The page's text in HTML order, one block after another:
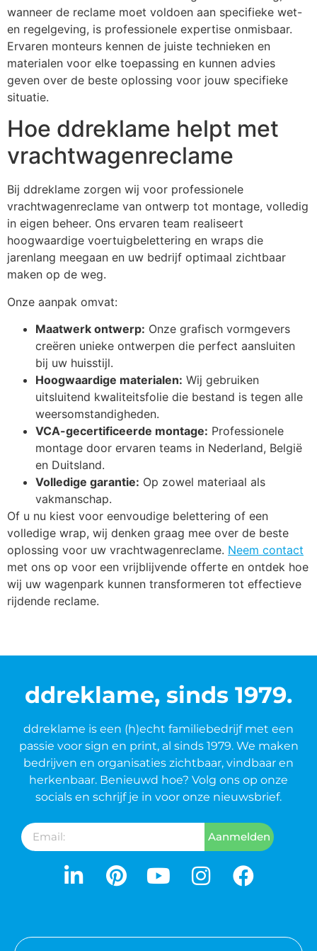
wanneer de reclame moet voldoen aan specifieke wet-
en regelgeving, is professionele expertise onmisbaar.
Ervaren monteurs kennen de juiste technieken en
materialen voor elke toepassing en kunnen advies
geven over de beste oplossing voor jouw specifieke
situatie.
Hoe ddreklame helpt met
vrachtwagenreclame
Bij ddreklame zorgen wij voor professionele
vrachtwagenreclame van ontwerp tot montage, volledig
in eigen beheer. Ons ervaren team realiseert
hoogwaardige voertuigbelettering en wraps die
jarenlang meegaan en uw bedrijf optimaal zichtbaar
maken op de weg.
Onze aanpak omvat:
Maatwerk ontwerp: Onze grafisch vormgevers
creëren unieke ontwerpen die perfect aansluiten
bij uw huisstijl.
Hoogwaardige materialen: Wij gebruiken
uitsluitend kwaliteitsfolie die bestand is tegen alle
weersomstandigheden.
VCA-gecertificeerde montage: Professionele
montage door ervaren teams in Nederland, België
en Duitsland.
Volledige garantie: Op zowel materiaal als
vakmanschap.
Of u nu kiest voor eenvoudige belettering of een
volledige wrap, wij denken graag mee over de beste
oplossing voor uw vrachtwagenreclame. Neem contact
met ons op voor een vrijblijvende offerte en ontdek hoe
wij uw wagenpark kunnen transformeren tot effectieve
rijdende reclame.
ddreklame, sinds 1979.
ddreklame is een (h)echt familiebedrijf met een
passie voor sign en print, al sinds 1979. We maken
bedrijven en organisaties zichtbaar, vindbaar en
herkenbaar. Benieuwd hoe? Volg ons op onze
socials en schrijf je in voor onze nieuwsbrief.
Aanmelden